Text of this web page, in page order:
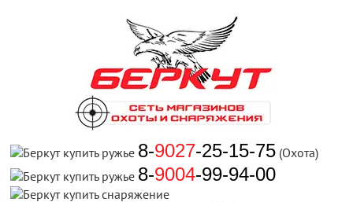
8-9027-25-15-75 (Охота)
8-9004-99-94-00